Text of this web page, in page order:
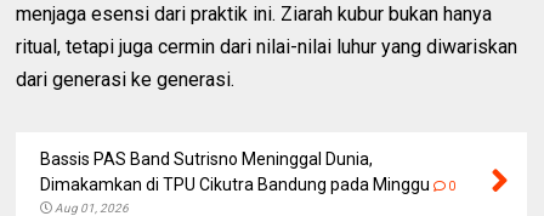
menjaga esensi dari praktik ini. Ziarah kubur bukan hanya
ritual, tetapi juga cermin dari nilai-nilai luhur yang diwariskan
dari generasi ke generasi.
Bassis PAS Band Sutrisno Meninggal Dunia,
Dimakamkan di TPU Cikutra Bandung pada Minggu
0
Aug 01, 2026